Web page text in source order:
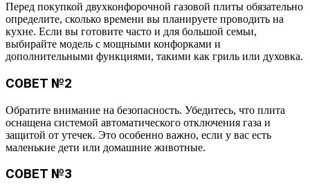
Перед покупкой двухконфорочной газовой плиты обязательно
определите, сколько времени вы планируете проводить на
кухне. Если вы готовите часто и для большой семьи,
выбирайте модель с мощными конфорками и
дополнительными функциями, такими как гриль или духовка.
СОВЕТ №2
Обратите внимание на безопасность. Убедитесь, что плита
оснащена системой автоматического отключения газа и
защитой от утечек. Это особенно важно, если у вас есть
маленькие дети или домашние животные.
СОВЕТ №3